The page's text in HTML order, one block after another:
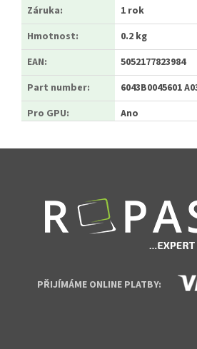
Záruka:
1 rok
Hmotnost:
0.2 kg
EAN:
5052177823984
Part number:
6043B0045601
Pro GPU: Ano
PŘIJÍMÁME ONLINE PLATBY: